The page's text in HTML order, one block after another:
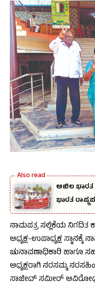
ಅಖಿಲ ಭಾರತ
ಭಾರತ
ನಾಮಪತ್ರ ಸಲ್ಲಿಕೆಯ ನಿಗದಿತ
ಅಧ್ಯಕ್ಷ-ಉಪಾಧ್ಯಕ್ಷ
ಚುನಾವಣಾಧಿಕಾರಿ ಹಾಗೂ
ಅಧ್ಯಕ್ಷರಾಗಿ ನರಸಮ್ಮ
ಸಾಜೀದ್ ಸಮೀರ್ ಅವಿರೋಧ